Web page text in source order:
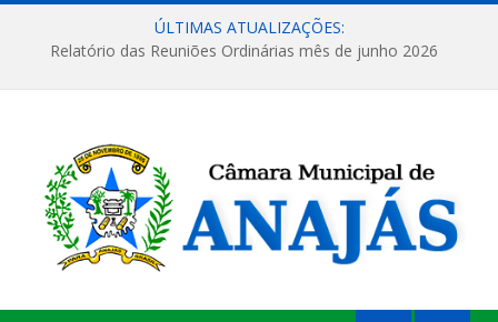
ÚLTIMAS ATUALIZAÇÕES:
Relatório das Reuniões Ordinárias mês de junho 2026